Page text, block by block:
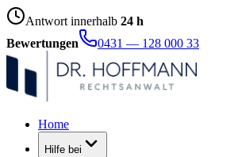
Antwort innerhalb 24 h
Bewertungen
0431 — 128 000 33
Home
Hilfe bei